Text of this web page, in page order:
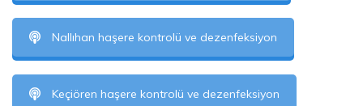
Nallıhan haşere kontrolü ve dezenfeksiyon
Keçiören haşere kontrolü ve dezenfeksiyon